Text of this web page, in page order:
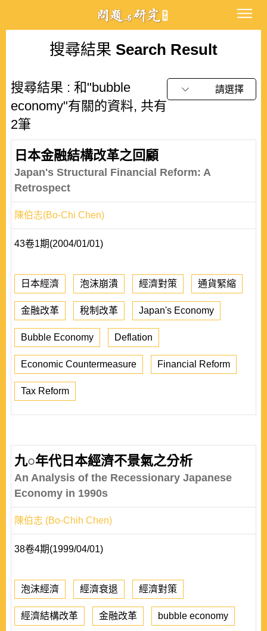
搜尋結果 Search Result
搜尋結果 : 和"bubble
economy"有關的資料, 共有
2筆
請選擇
日本金融結構改革之回顧
Japan's Structural Financial Reform: A
Retrospect
陳伯志(Bo-Chi Chen)
43卷1期(2004/01/01)
日本經濟 泡沫崩潰 經濟對策 通貨緊縮
金融改革 稅制改革 Japan's Economy
Bubble Economy Deflation
Economic Countermeasure Financial Reform
Tax Reform
九○年代日本經濟不景氣之分析
An Analysis of the Recessionary Japanese
Economy in 1990s
陳伯志 (Bo-Chih Chen)
38卷4期(1999/04/01)
泡沫經濟 經濟衰退 經濟對策
經濟結構改革 金融改革 bubble economy